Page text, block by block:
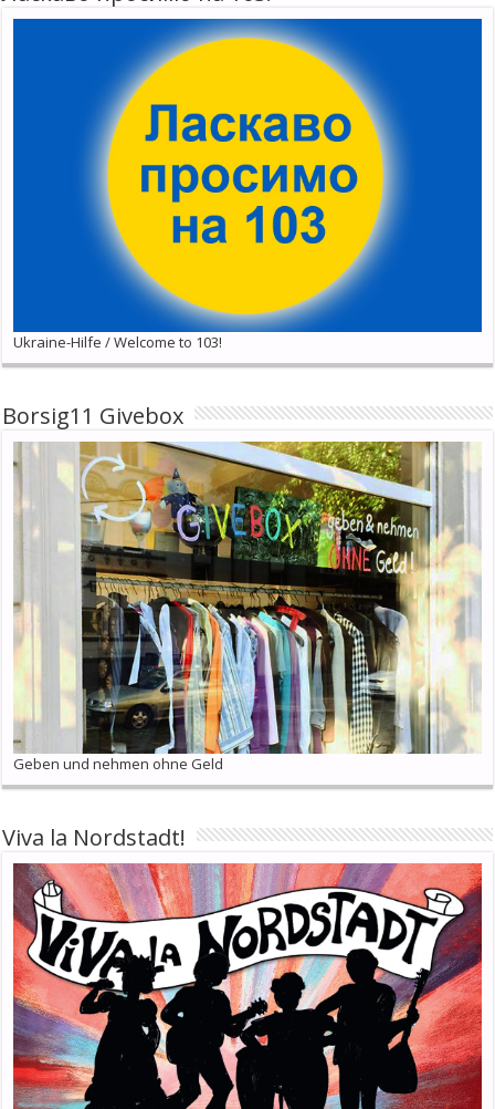
Ukraine-Hilfe / Welcome to 103!
Borsig11 Givebox
Geben und nehmen ohne Geld
Viva la Nordstadt!